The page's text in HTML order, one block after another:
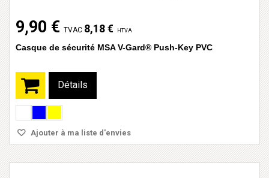
9,90 € TVAC 8,18 € HTVA
Casque de sécurité MSA V-Gard® Push-Key PVC
Détails
Ajouter à ma liste d'envies